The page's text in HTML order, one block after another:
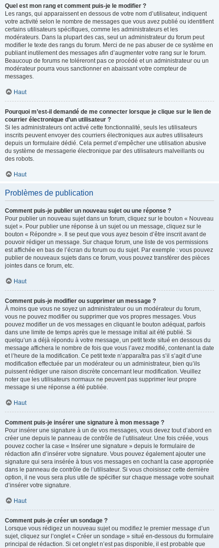
Quel est mon rang et comment puis-je le modifier ?
Les rangs, qui apparaissent en dessous de votre nom d’utilisateur, indiquent
votre activité selon le nombre de messages que vous avez publié ou identifient
certains utilisateurs spécifiques, comme les administrateurs et les
modérateurs. Dans la plupart des cas, seul un administrateur du forum peut
modifier le texte des rangs du forum. Merci de ne pas abuser de ce système en
publiant inutilement des messages afin d’augmenter votre rang sur le forum.
Beaucoup de forums ne toléreront pas ce procédé et un administrateur ou un
modérateur pourra vous sanctionner en abaissant votre compteur de
messages.
Haut
Pourquoi m’est-il demandé de me connecter lorsque je clique sur le lien de
courrier électronique d’un utilisateur ?
Si les administrateurs ont activé cette fonctionnalité, seuls les utilisateurs
inscrits peuvent envoyer des courriers électroniques aux autres utilisateurs
depuis un formulaire dédié. Cela permet d’empêcher une utilisation abusive
du système de messagerie électronique par des utilisateurs malveillants ou
des robots.
Haut
Problèmes de publication
Comment puis-je publier un nouveau sujet ou une réponse ?
Pour publier un nouveau sujet dans un forum, cliquez sur le bouton « Nouveau
sujet ». Pour publier une réponse à un sujet ou un message, cliquez sur le
bouton « Répondre ». Il se peut que vous ayez besoin d’être inscrit avant de
pouvoir rédiger un message. Sur chaque forum, une liste de vos permissions
est affichée en bas de l’écran du forum ou du sujet. Par exemple : vous pouvez
publier de nouveaux sujets dans ce forum, vous pouvez transférer des pièces
jointes dans ce forum, etc.
Haut
Comment puis-je modifier ou supprimer un message ?
À moins que vous ne soyez un administrateur ou un modérateur du forum,
vous ne pouvez modifier ou supprimer que vos propres messages. Vous
pouvez modifier un de vos messages en cliquant le bouton adéquat, parfois
dans une limite de temps après que le message initial ait été publié. Si
quelqu’un a déjà répondu à votre message, un petit texte situé en dessous du
message affichera le nombre de fois que vous l’avez modifié, contenant la date
et l’heure de la modification. Ce petit texte n’apparaîtra pas s’il s’agit d’une
modification effectuée par un modérateur ou un administrateur, bien qu’ils
puissent rédiger une raison discrète concernant leur modification. Veuillez
noter que les utilisateurs normaux ne peuvent pas supprimer leur propre
message si une réponse a été publiée.
Haut
Comment puis-je insérer une signature à mon message ?
Pour insérer une signature à un de vos messages, vous devez tout d’abord en
créer une depuis le panneau de contrôle de l’utilisateur. Une fois créée, vous
pouvez cocher la case « Insérer une signature » depuis le formulaire de
rédaction afin d’insérer votre signature. Vous pouvez également ajouter une
signature qui sera insérée à tous vos messages en cochant la case appropriée
dans le panneau de contrôle de l’utilisateur. Si vous choisissez cette dernière
option, il ne vous sera plus utile de spécifier sur chaque message votre souhait
d’insérer votre signature.
Haut
Comment puis-je créer un sondage ?
Lorsque vous rédigez un nouveau sujet ou modifiez le premier message d’un
sujet, cliquez sur l’onglet « Créer un sondage » situé en-dessous du formulaire
principal de rédaction. Si cet onglet n’est pas disponible, il est probable que